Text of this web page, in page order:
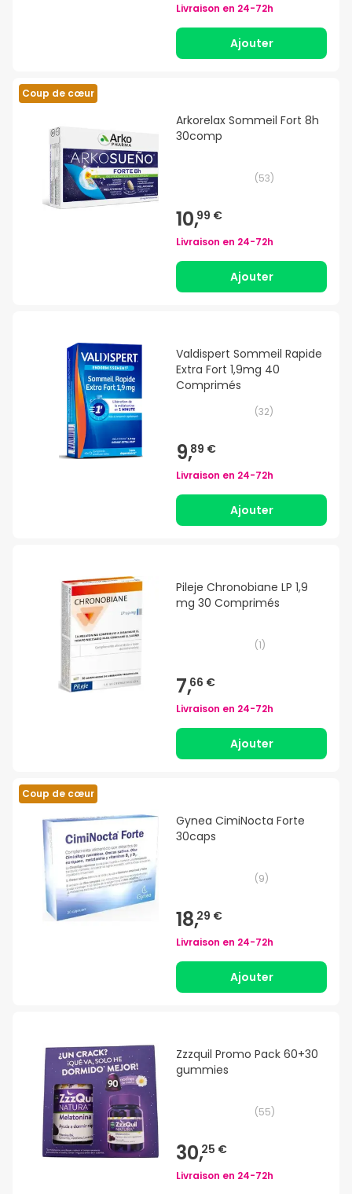
Livraison en 24-72h
Ajouter
Coup de cœur
Arkorelax Sommeil Fort 8h
30comp
(53)
10,99 €
Livraison en 24-72h
Ajouter
Valdispert Sommeil Rapide
Extra Fort 1,9mg 40
Comprimés
(32)
9,89 €
Livraison en 24-72h
Ajouter
Pileje Chronobiane LP 1,9
mg 30 Comprimés
(1)
7,66 €
Livraison en 24-72h
Ajouter
Coup de cœur
Gynea CimiNocta Forte
30caps
(9)
18,29 €
Livraison en 24-72h
Ajouter
Zzzquil Promo Pack 60+30
gummies
(55)
30,25 €
Livraison en 24-72h